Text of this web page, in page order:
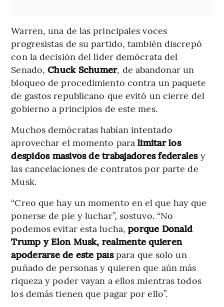
Warren, una de las principales voces
progresistas de su partido, también discrepó
con la decisión del líder demócrata del
Senado,Chuck Schumer, de abandonar un
bloqueo de procedimiento contra un paquete
de gastos republicano que evitó un cierre del
gobierno a principios de este mes.
Muchos demócratas habían intentado
aprovechar el momento para limitar los
despidos masivos de trabajadores federalesy
las cancelaciones de contratos por parte de
Musk.
“Creo que hay un momento en el que hay que
ponerse de pie y luchar”, sostuvo. “No
podemos evitar esta lucha,porque Donald
Trump y Elon Musk, realmente quieren
apoderarse de este paíspara que solo un
puñado de personas y quieren que aún más
riqueza y poder vayan a ellos mientras todos
los demás tienen que pagar por ello”.